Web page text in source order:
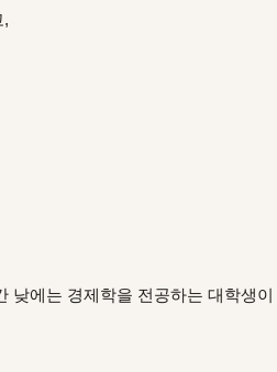
,
낮에는 경제학을 전공하는 대학생이